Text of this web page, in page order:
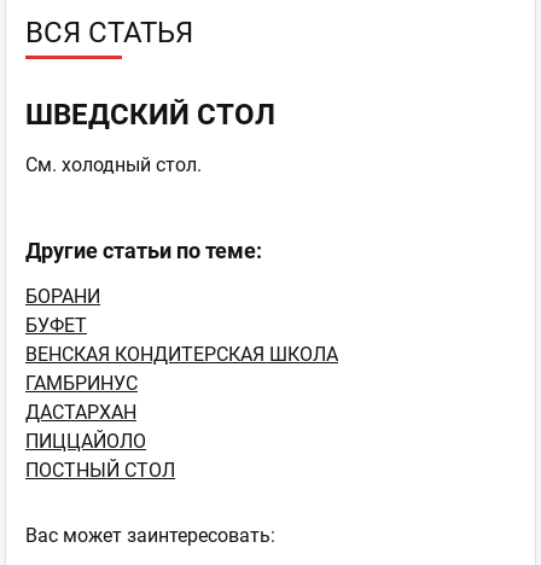
ВСЯ СТАТЬЯ
ШВЕДСКИЙ СТОЛ
См. холодный стол.
Другие статьи по теме:
БОРАНИ
БУФЕТ
ВЕНСКАЯ КОНДИТЕРСКАЯ ШКОЛА
ГАМБРИНУС
ДАСТАРХАН
ПИЦЦАЙОЛО
ПОСТНЫЙ СТОЛ
Ваc может заинтересовать: